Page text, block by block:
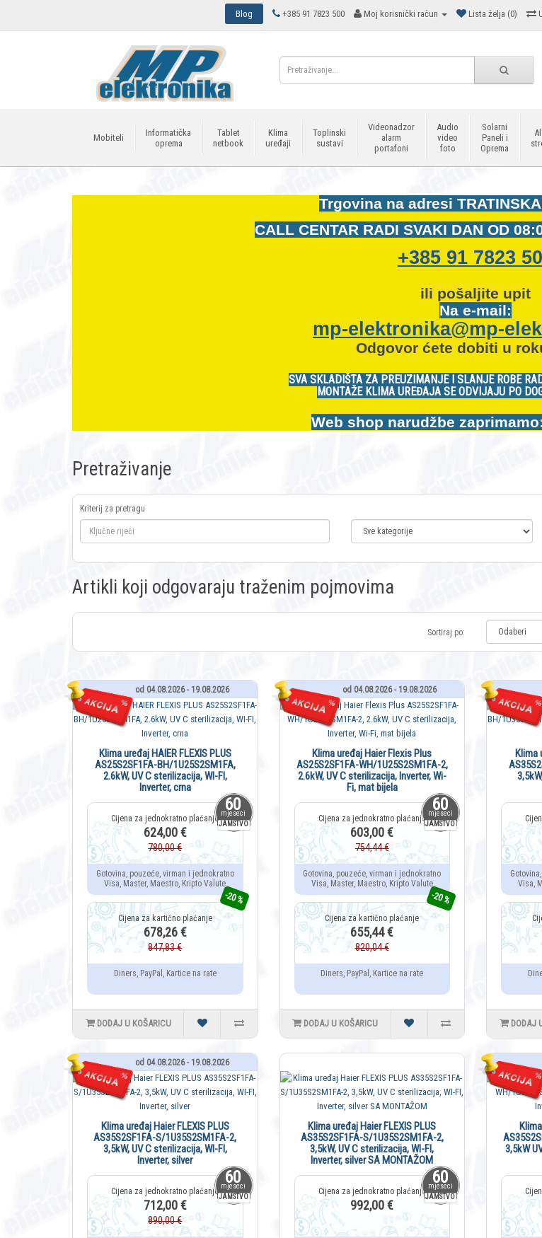
Blog +385 91 7823 500 Moj korisnički račun Lista želja (0)
Mobiteli
Informatička
oprema
Tablet
netbook
Klima
uređaji
Toplinski
sustavi
Videonadzor
alarm
portafoni
Audio
video
foto
Solarni
Paneli i
Oprema
Trgovina na adresi
CALL CENTAR RADI SVAKI DAN OD
+385 91 7823
ili pošaljite upit
Na e-mail:
mp-elektronika@mp-
Odgovor ćete dobiti u
SVA SKLADIŠTA ZA PREUZIMANJE I SLANJE ROBE
MONTAŽE KLIMA UREĐAJA SE ODVIJAJU PO
Web shop narudžbe
Pretraživanje
Kriterij za pretragu
Artikli koji odgovaraju traženim pojmovima
Sortiraj po:
od 04.08.2026 - 19.08.2026
60
mjeseci
JAMSTVO
Klima uređaj HAIER FLEXIS PLUS
AS25S2SF1FA-BH/1U25S2SM1FA,
2.6kW, UV C sterilizacija, WI-FI,
Inverter, crna
624,00 €
780,00 €
Gotovina, pouzeće, virman i jednokratno
Visa, Master, Maestro, Kripto Valute
-20 %
678,26 €
847,83 €
Diners, PayPal, Kartice na rate
DODAJ U KOŠARICU
od 04.08.2026 - 19.08.2026
60
mjeseci
JAMSTVO
Klima uređaj Haier Flexis Plus
AS25S2SF1FA-WH/1U25S2SM1FA-2,
2.6kW, UV C sterilizacija, Inverter, Wi-
Fi, mat bijela
603,00 €
754,44 €
Gotovina, pouzeće, virman i jednokratno
Visa, Master, Maestro, Kripto Valute
-20 %
655,44 €
820,04 €
Diners, PayPal, Kartice na rate
DODAJ U KOŠARICU
Klima
Visa,
DODAJ
od 04.08.2026 - 19.08.2026
60
mjeseci
JAMSTVO
Klima uređaj Haier FLEXIS PLUS
AS35S2SF1FA-S/1U35S2SM1FA-2,
3,5kW, UV C sterilizacija, WI-FI,
Inverter, silver
712,00 €
890,00 €
60
mjeseci
JAMSTVO
Klima uređaj Haier FLEXIS PLUS
AS35S2SF1FA-S/1U35S2SM1FA-2,
3,5kW, UV C sterilizacija, WI-FI,
Inverter, silver SA MONTAŽOM
992,00 €
3,5kW